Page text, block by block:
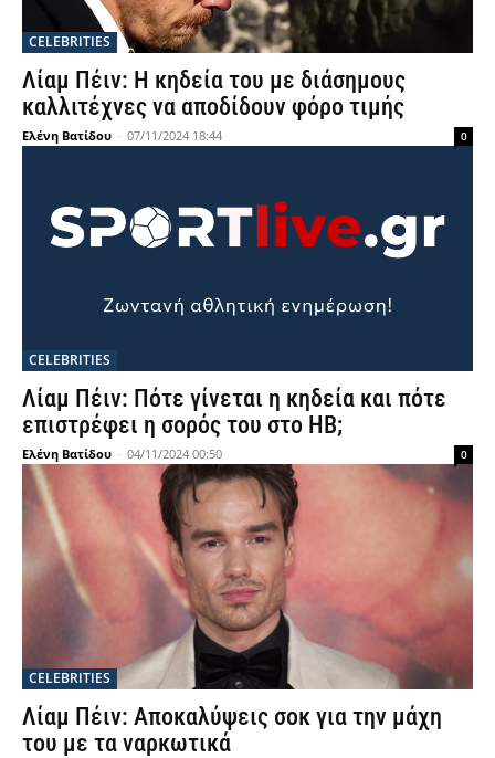
CELEBRITIES
Λίαμ Πέιν: Η κηδεία του με διάσημους
καλλιτέχνες να αποδίδουν φόρο τιμής
Ελένη Βατίδου - 07/11/2024 18:44 0
CELEBRITIES
Λίαμ Πέιν: Πότε γίνεται η κηδεία και πότε
επιστρέφει η σορός του στο ΗΒ;
Ελένη Βατίδου - 04/11/2024 00:50 0
CELEBRITIES
Λίαμ Πέιν: Αποκαλύψεις σοκ για την μάχη
του με τα ναρκωτικά